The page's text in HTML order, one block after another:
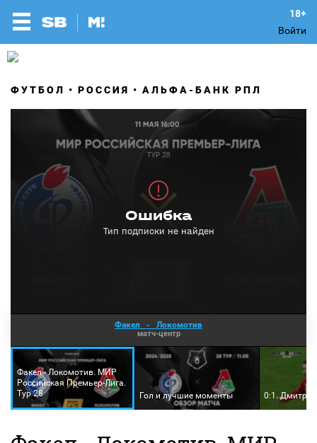
Войти
ФУТБОЛ РОССИЯ АЛЬФА-БАНК РПЛ
Факел - Локомотив
матч-центр
Факел - Локомотив. МИР
Российская Премьер-Лига.
Тур 28
Гол и лучшие моменты 0:1.